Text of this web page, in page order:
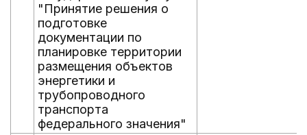
"Принятие решения о
подготовке
документации по
планировке территории
размещения объектов
энергетики и
трубопроводного
транспорта
федерального значения"